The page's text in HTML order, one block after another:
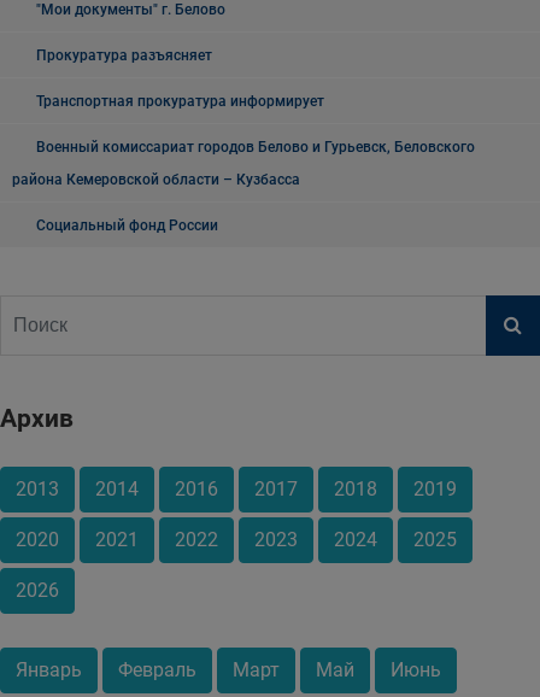
"Мои документы" г. Белово
Прокуратура разъясняет
Транспортная прокуратура информирует
Военный комиссариат городов Белово и Гурьевск, Беловского
района Кемеровской области – Кузбасса
Социальный фонд России
Архив
2013 2014 2016 2017 2018 2019
2020 2021 2022 2023 2024 2025
2026
Январь Февраль Март Май Июнь